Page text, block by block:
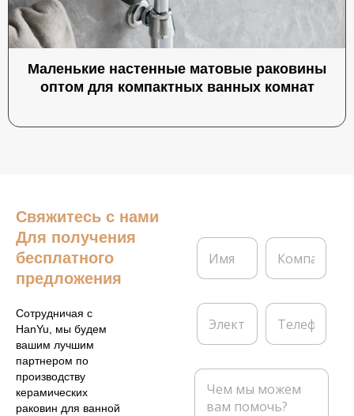
Маленькие настенные матовые раковины
оптом для компактных ванных комнат
Свяжитесь с нами
Для получения
бесплатного
предложения
Сотрудничая с
HanYu, мы будем
вашим лучшим
партнером по
производству
керамических
раковин для ванной
И
я
К
м
а
я
Э
е
т
Т
л
ф
о
н
С